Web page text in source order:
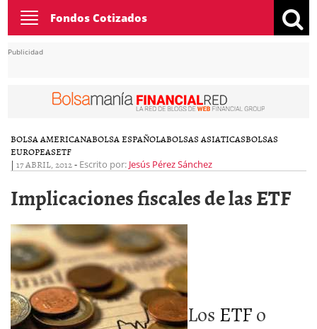
Toggle
navigation
Fondos Cotizados
Publicidad
BOLSA AMERICANABOLSA ESPAÑOLABOLSAS ASIATICASBOLSAS
EUROPEASETF
| 17 ABRIL, 2012- Escrito por: Jesús Pérez Sánchez
Implicaciones fiscales de las ETF
LosETFo